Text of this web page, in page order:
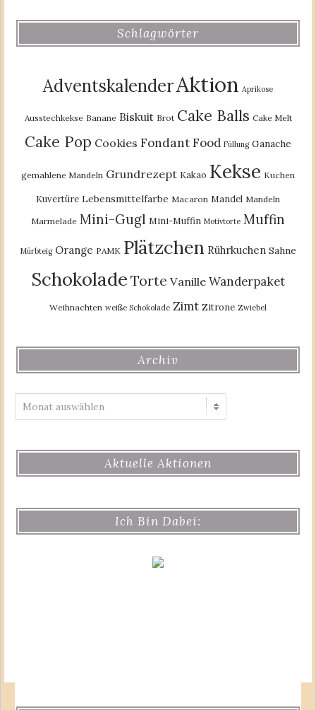
Schlagwörter
AdventskalenderAktion Aprikose
Ausstechkekse Banane Biskuit Brot Cake Balls Cake Melt
Cake Pop Cookies Fondant Food Füllung Ganache
gemahlene Mandeln Grundrezept Kakao Kekse Kuchen
Kuvertüre Lebensmittelfarbe Macaron Mandel Mandeln
Marmelade Mini-Gugl Mini-Muffin Motivtorte Muffin
Mürbteig Orange PAMK Plätzchen Rührkuchen Sahne
Schokolade Torte Vanille Wanderpaket
Weihnachten weiße Schokolade Zimt Zitrone Zwiebel
Archiv
Aktuelle Aktionen
Ich Bin Dabei: